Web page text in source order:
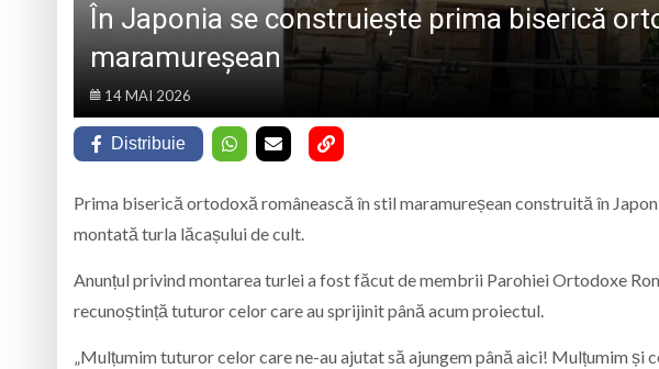
În Japonia se construiește prima biserică
maramureșean
14 MAI 2026
Distribuie
Prima biserică ortodoxă românească în stil maramureșean construită în
montată turla lăcașului de cult.
Anunțul privind montarea turlei a fost făcut de membrii Parohiei Ortodoxe
recunoștință tuturor celor care au sprijinit până acum proiectul.
„Mulțumim tuturor celor care ne-au ajutat să ajungem până aici! Mulțumim și